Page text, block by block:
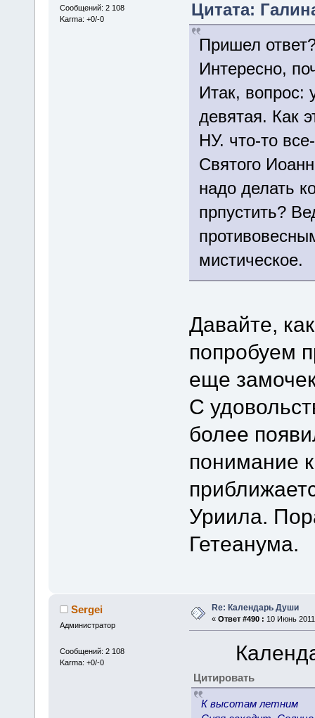
Сообщений: 2 108
Karma: +0/-0
Цитата:
Пришел
Интересно,
Итак, вопрос:
девятая. Как
НУ. что-то
Святого
надо делать
прпустить?
мистическое.
Давайте,
попробуем
еще
С
более
понимание
Уриила.
Гетеанума.
Sergei
Администратор
Сообщений: 2 108
Karma: +0/-0
Re: Календарь Души
« Ответ #490 : 10 Июнь
Цитировать
К высотам летним